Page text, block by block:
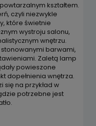
kształtem.
czyli niezwykle
które świetnie
wystroju salonu,
wnętrzu.
barwami,
Zaletą lamp
powieszone
dopełnienia wnętrza.
na przykład w
potrzebne jest